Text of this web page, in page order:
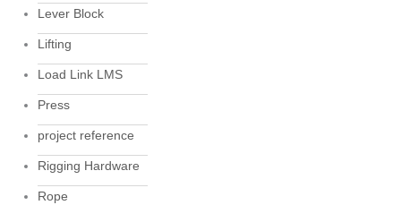
Lever Block
Lifting
Load Link LMS
Press
project reference
Rigging Hardware
Rope